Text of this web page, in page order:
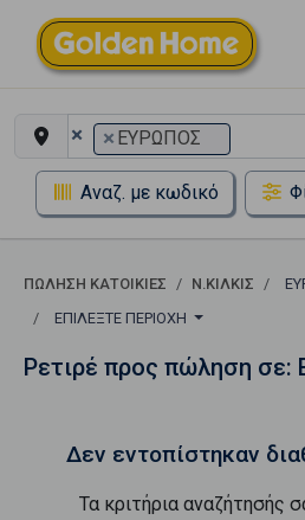
× × ΕΥΡΩΠΟΣ
Αναζ. με κωδικό
ΠΏΛΗΣΗ ΚΑΤΟΙΚΊΕΣ Ν.ΚΙΛΚΙΣ
ΕΠΙΛΈΞΤΕ ΠΕΡΙΟΧΉ
Ρετιρέ προς πώληση σε:
Δεν εντοπίστηκαν
Τα κριτήρια αναζήτησής